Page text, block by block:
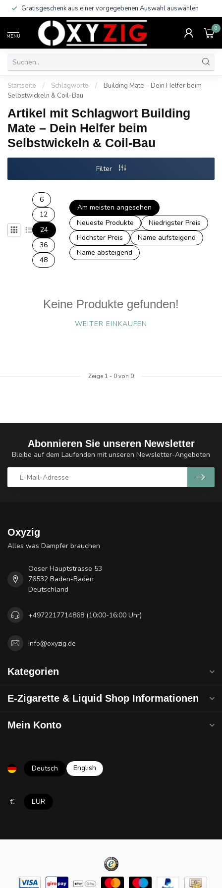
Gratisgeschenk aus einer vorgegebenen Auswahl auswählen
MENU
0
Startseite / Schlagworte /
Building Mate – Dein Helfer beim
Selbstwickeln & Coil-Bau
Artikel mit Schlagwort Building
Mate – Dein Helfer beim
Selbstwickeln & Coil-Bau
Filter
6
12
24
36
48
Am meisten angesehen
Neueste Produkte
Niedrigster Preis
Höchster Preis
Name aufsteigend
Name absteigend
Keine Produkte gefunden!
WEITER EINKAUFEN
Zeige 1 - 0von 0
Abonnieren Sie unseren Newsletter
Bleibe auf dem Laufenden mit unseren Newsletter-Angeboten
Oxyzig
Alles was Dampfer brauchen
Ooser Hauptstrasse 53
76532 Baden-Baden
Deutschland
+4972217714868 (10:00-16:00 Uhr)
info@oxyzig.de
Kategorien
E-Zigarette & Liquid Shop Informationen
Mein Konto
Deutsch English
€ EUR